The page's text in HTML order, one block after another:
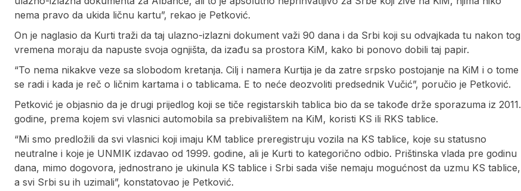
nema pravo da ukida ličnu kartu”, rekao je Petković.
On je naglasio da Kurti traži da taj ulazno-izlazni dokument važi 90 dana i da Srbi koji su odvajkada tu nakon tog
vremena moraju da napuste svoja ognjišta, da izađu sa prostora KiM, kako bi ponovo dobili taj papir.
“To nema nikakve veze sa slobodom kretanja. Cilj i namera Kurtija je da zatre srpsko postojanje na KiM i o tome
se radi i kada je reč o ličnim kartama i o tablicama. E to neće deozvoliti predsednik Vučić”, poručio je Petković.
Petković je objasnio da je drugi prijedlog koji se tiče registarskih tablica bio da se takođe drže sporazuma iz 2011.
godine, prema kojem svi vlasnici automobila sa prebivalištem na KiM, koristi KS ili RKS tablice.
“Mi smo predložili da svi vlasnici koji imaju KM tablice preregistruju vozila na KS tablice, koje su statusno
neutralne i koje je UNMIK izdavao od 1999. godine, ali je Kurti to kategorično odbio. Prištinska vlada pre godinu
dana, mimo dogovora, jednostrano je ukinula KS tablice i Srbi sada više nemaju mogućnost da uzmu KS tablice,
a svi Srbi su ih uzimali”, konstatovao je Petković.